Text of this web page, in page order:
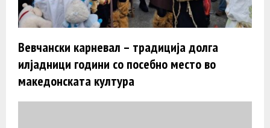
Вевчански карневал – традиција долга
илјадници години со посебно место во
македонската култура